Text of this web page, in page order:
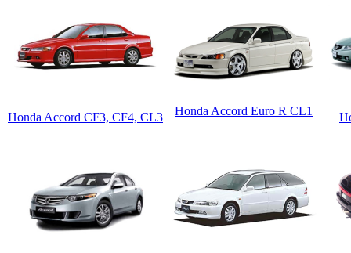
Honda Accord CF3, CF4, CL3 Honda Accord Euro R CL1